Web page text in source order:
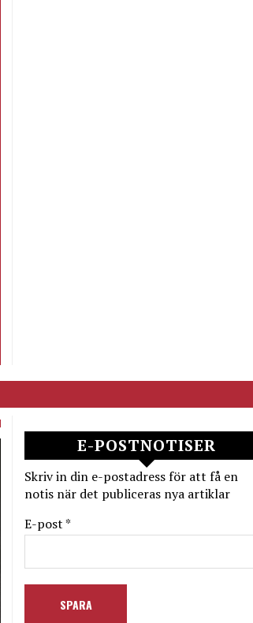
E-POSTNOTISER
Skriv in din e-postadress för att få en
notis när det publiceras nya artiklar
E-post *